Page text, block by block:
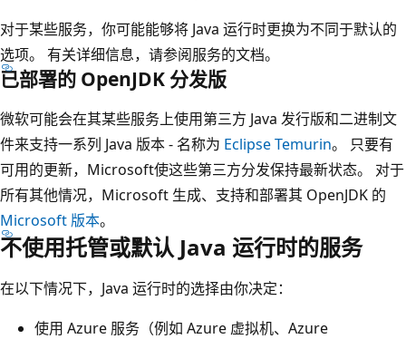
对于某些服务，你可能能够将 Java 运行时更换为不同于默认的
选项。 有关详细信息，请参阅服务的文档。
已部署的 OpenJDK 分发版
微软可能会在其某些服务上使用第三方 Java 发行版和二进制文
件来支持一系列 Java 版本 - 名称为 Eclipse Temurin。 只要有
可用的更新，Microsoft使这些第三方分发保持最新状态。 对于
所有其他情况，Microsoft 生成、支持和部署其 OpenJDK 的
Microsoft 版本。
不使用托管或默认 Java 运行时的服务
在以下情况下，Java 运行时的选择由你决定：
使用 Azure 服务（例如 Azure 虚拟机、Azure